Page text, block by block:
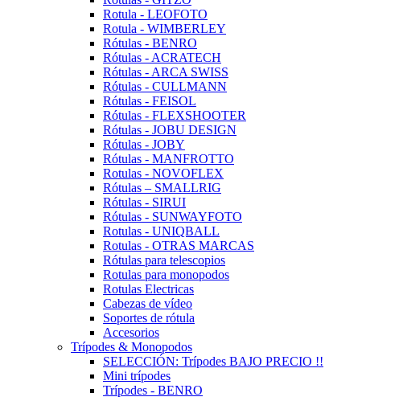
Rotula - LEOFOTO
Rotula - WIMBERLEY
Rótulas - BENRO
Rótulas - ACRATECH
Rótulas - ARCA SWISS
Rótulas - CULLMANN
Rótulas - FEISOL
Rótulas - FLEXSHOOTER
Rótulas - JOBU DESIGN
Rótulas - JOBY
Rótulas - MANFROTTO
Rotulas - NOVOFLEX
Rótulas – SMALLRIG
Rótulas - SIRUI
Rótulas - SUNWAYFOTO
Rotulas - UNIQBALL
Rotulas - OTRAS MARCAS
Rótulas para telescopios
Rotulas para monopodos
Rotulas Electricas
Cabezas de vídeo
Soportes de rótula
Accesorios
Trípodes & Monopodos
SELECCIÓN: Trípodes BAJO PRECIO !!
Mini trípodes
Trípodes - BENRO